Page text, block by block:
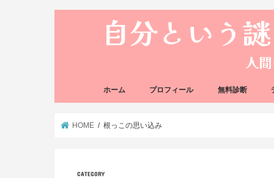
ホーム プロフィール 無料診断
HOME 根っこの思い込み